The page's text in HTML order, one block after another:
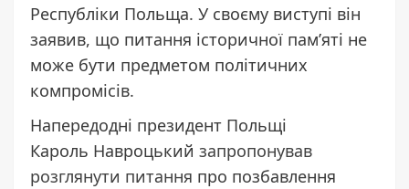
Республіки Польща. У своєму виступі він
заявив, що питання історичної пам’яті не
може бути предметом політичних
компромісів.
Напередодні президент Польщі
Кароль Навроцький запропонував
розглянути питання про позбавлення